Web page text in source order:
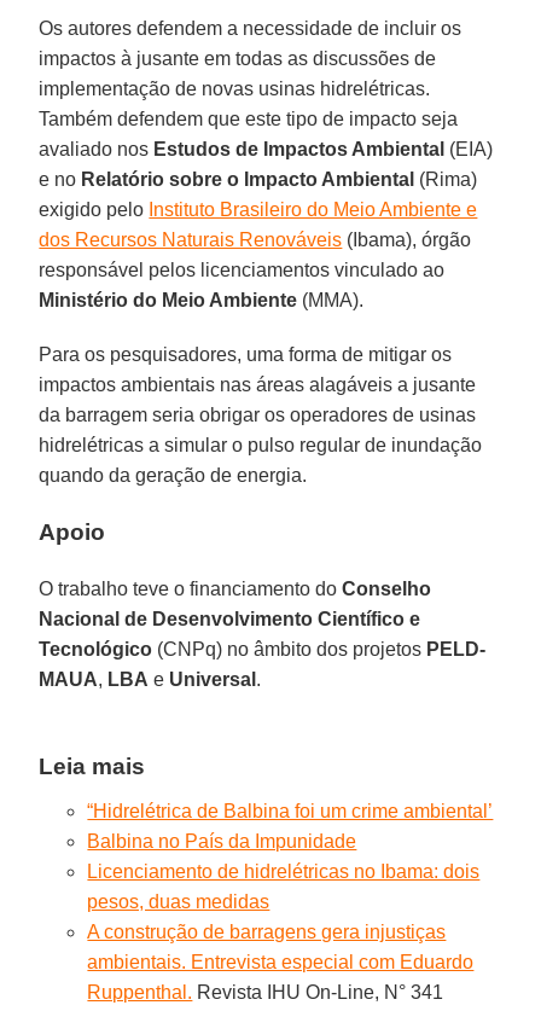
Os autores defendem a necessidade de incluir os
impactos à jusante em todas as discussões de
implementação de novas usinas hidrelétricas.
Também defendem que este tipo de impacto seja
avaliado nos Estudos de Impactos Ambiental (EIA)
e no Relatório sobre o Impacto Ambiental (Rima)
exigido pelo Instituto Brasileiro do Meio Ambiente e
dos Recursos Naturais Renováveis (Ibama), órgão
responsável pelos licenciamentos vinculado ao
Ministério do Meio Ambiente (MMA).
Para os pesquisadores, uma forma de mitigar os
impactos ambientais nas áreas alagáveis a jusante
da barragem seria obrigar os operadores de usinas
hidrelétricas a simular o pulso regular de inundação
quando da geração de energia.
Apoio
O trabalho teve o financiamento doConselho
Nacional de Desenvolvimento Científico e
Tecnológico (CNPq) no âmbito dos projetos PELD-
MAUA, LBA e Universal .
Leia mais
“Hidrelétrica de Balbina foi um crime ambiental’
Balbina no País da Impunidade
Licenciamento de hidrelétricas no Ibama: dois
pesos, duas medidas
A construção de barragens gera injustiças
ambientais. Entrevista especial com Eduardo
Ruppenthal. Revista IHU On-Line, N° 341